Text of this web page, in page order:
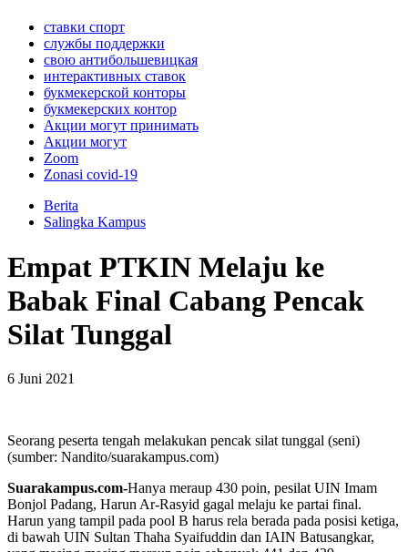
ставки спорт
службы поддержки
свою антибольшевицкая
интерактивных ставок
букмекерской конторы
букмекерских контор
Акции могут принимать
Акции могут
Zoom
Zonasi covid-19
Berita
Salingka Kampus
Empat PTKIN Melaju ke
Babak Final Cabang Pencak
Silat Tunggal
6 Juni 2021
Seorang peserta tengah melakukan pencak silat tunggal (seni)
(sumber: Nandito/suarakampus.com)
Suarakampus.com-Hanya meraup 430 poin, pesilat UIN Imam
Bonjol Padang, Harun Ar-Rasyid gagal melaju ke partai final.
Harun yang tampil pada pool B harus rela berada pada posisi ketiga,
di bawah UIN Sultan Thaha Syaifuddin dan IAIN Batusangkar,